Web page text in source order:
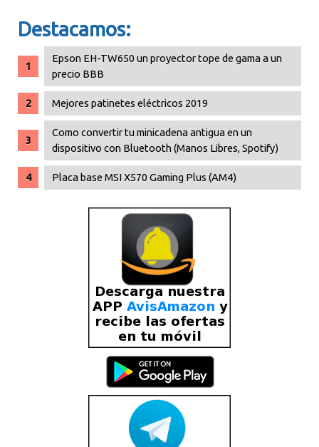
Destacamos:
Epson EH-TW650 un proyector tope de gama a un
precio BBB
Mejores patinetes eléctricos 2019
Como convertir tu minicadena antigua en un
dispositivo con Bluetooth (Manos Libres, Spotify)
Placa base MSI X570 Gaming Plus (AM4)